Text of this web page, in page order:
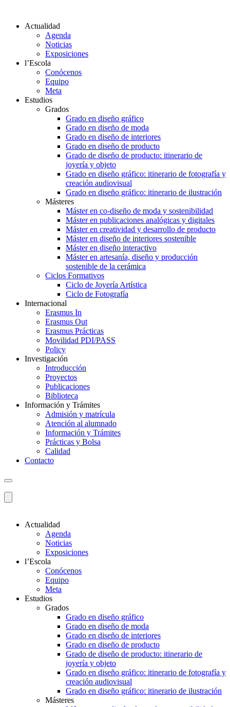
Actualidad
Agenda
Noticias
Exposiciones
l’Escola
Conócenos
Equipo
Meta
Estudios
Grados
Grado en diseño gráfico
Grado en diseño de moda
Grado en diseño de interiores
Grado en diseño de producto
Grado de diseño de producto: itinerario de
joyería y objeto
Grado en diseño gráfico: itinerario de fotografía y
creación audiovisual
Grado en diseño gráfico: itinerario de ilustración
Másteres
Máster en co-diseño de moda y sostenibilidad
Máster en publicaciones analógicas y digitales
Máster en creatividad y desarrollo de producto
Máster en diseño de interiores sostenible
Máster en diseño interactivo
Máster en artesanía, diseño y producción
sostenible de la cerámica
Ciclos Formativos
Ciclo de Joyería Artística
Ciclo de Fotografía
Internacional
Erasmus In
Erasmus Out
Erasmus Prácticas
Movilidad PDI/PASS
Policy
Investigación
Introducción
Proyectos
Publicaciones
Biblioteca
Información y Trámites
Admisión y matrícula
Atención al alumnado
Información y Trámites
Prácticas y Bolsa
Calidad
Contacto
Actualidad
Agenda
Noticias
Exposiciones
l’Escola
Conócenos
Equipo
Meta
Estudios
Grados
Grado en diseño gráfico
Grado en diseño de moda
Grado en diseño de interiores
Grado en diseño de producto
Grado de diseño de producto: itinerario de
joyería y objeto
Grado en diseño gráfico: itinerario de fotografía y
creación audiovisual
Grado en diseño gráfico: itinerario de ilustración
Másteres